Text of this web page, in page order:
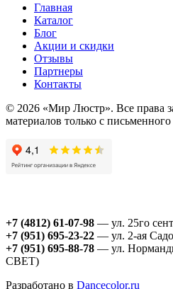
Главная
Каталог
Блог
Акции и скидки
Отзывы
Партнеры
Контакты
© 2026 «Мир Люстр». Все права
материалов только с
+7 (4812) 61-07-98 — ул. 25го
+7 (951) 695-23-22 — ул. 2-ая
+7 (951) 695-88-78 — ул.
СВЕТ)
Разработано в Dancecolor.ru